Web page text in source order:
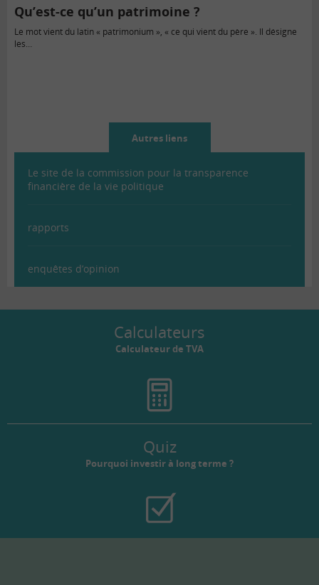
Qu’est-ce qu’un patrimoine ?
Le mot vient du latin « patrimonium », « ce qui vient du père ». Il désigne
les…
Autres liens
Le site de la commission pour la transparence
financière de la vie politique
rapports
enquêtes d’opinion
Calculateurs
Calculateur de TVA
Quiz
Pourquoi investir à long terme ?